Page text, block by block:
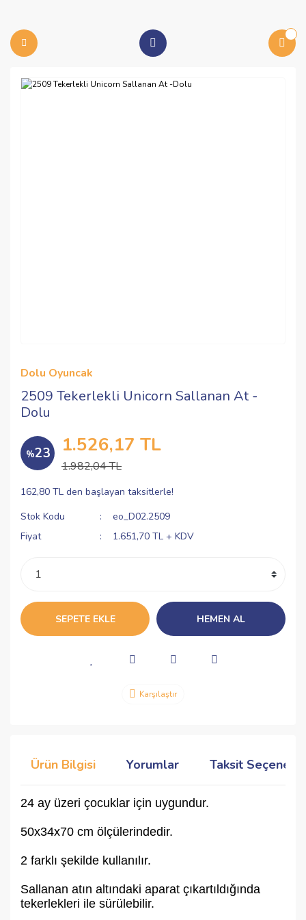
Dolu Oyuncak
2509 Tekerlekli Unicorn Sallanan At -
Dolu
%23 1.526,17 TL
1.982,04 TL
162,80 TL den başlayan taksitlerle!
Stok Kodu
eo_D02.2509
Fiyat
1.651,70 TL + KDV
SEPETE EKLE HEMEN AL
Karşılaştır
Ürün Bilgisi Yorumlar Taksit
24 ay üzeri çocuklar için uygundur.
50x34x70 cm ölçülerindedir.
2 farklı şekilde kullanılır.
Sallanan atın altındaki aparat çıkartıldığında
tekerlekleri ile sürülebilir.